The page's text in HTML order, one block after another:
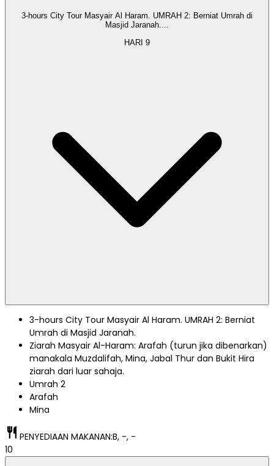
3-hours City Tour Masyair Al Haram. UMRAH 2: Berniat Umrah di
Masjid Jaranah....
HARI 9
3-hours City Tour Masyair Al Haram. UMRAH 2: Berniat
Umrah di Masjid Jaranah.
Ziarah Masyair Al-Haram: Arafah (turun jika dibenarkan)
manakala Muzdalifah, Mina, Jabal Thur dan Bukit Hira
ziarah dari luar sahaja.
Umrah 2
Arafah
Mina
restaurant PENYEDIAAN MAKANAN:B, -, -
10